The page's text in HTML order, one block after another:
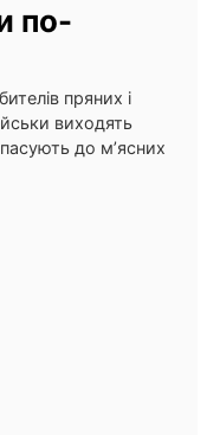
по-
пряних і
виходять
до м’ясних